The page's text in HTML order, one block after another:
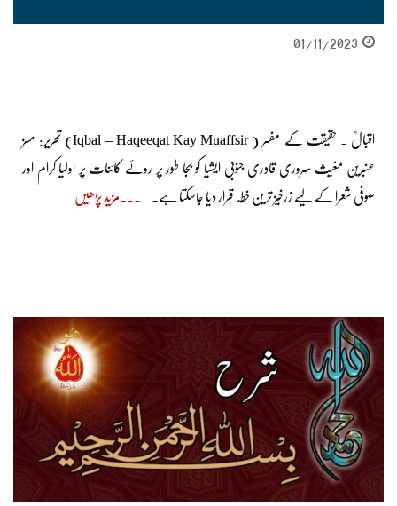
01/11/2023
اقبالؒ ۔ حقیقت کے مفسر ( Iqbal – Haqeeqat Kay Muaffsir) تحریر: مسز
عنبرین مغیث سروری قادری جنوبی ایشیا کو بجا طور پر روئے کائنات پر اولیا کرام اور
صوفی شعرا کے لیے زرخیز ترین خطہ قرار دیا جاسکتا ہے۔ مزید پڑھیں